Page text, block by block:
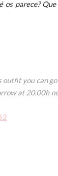
parece?
you can
at 20.00h